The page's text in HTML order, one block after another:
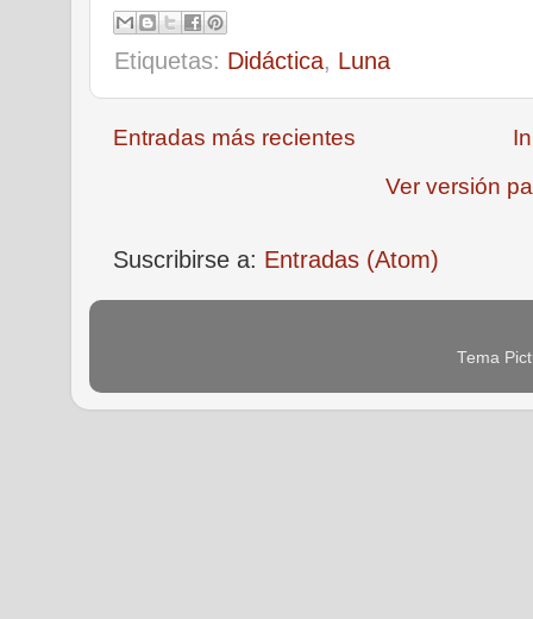
Etiquetas: Didáctica, Luna
Entradas más recientes
Ver versión
Suscribirse a: Entradas (Atom)
Tema